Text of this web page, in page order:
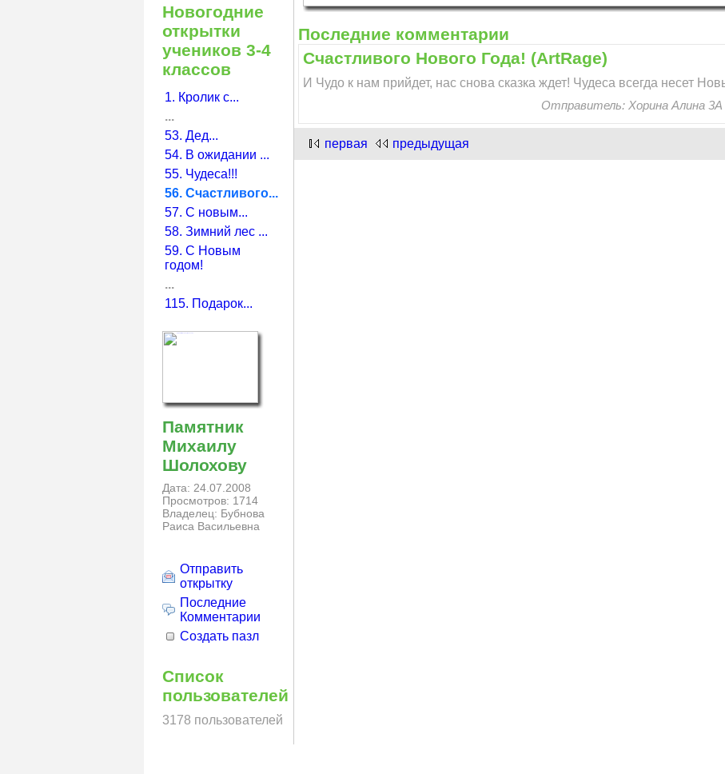
Новогодние
открытки
учеников 3-4
классов
1. Кролик с...
...
53. Дед...
54. В ожидании ...
55. Чудеса!!!
56. Счастливого...
57. С новым...
58. Зимний лес ...
59. С Новым
годом!
...
115. Подарок...
Памятник
Михаилу
Шолохову
Дата: 24.07.2008
Просмотров: 1714
Владелец: Бубнова
Раиса Васильевна
Отправить
открытку
Последние
Комментарии
Создать пазл
Список
пользователей
3178 пользователей
Последние комментарии
Счастливого Нового Года! (ArtRage)
И Чудо к нам прийдет, нас снова сказка ждет! Чудеса всегда несет
Отправитель: Хорина Алина 3А
первая предыдущая